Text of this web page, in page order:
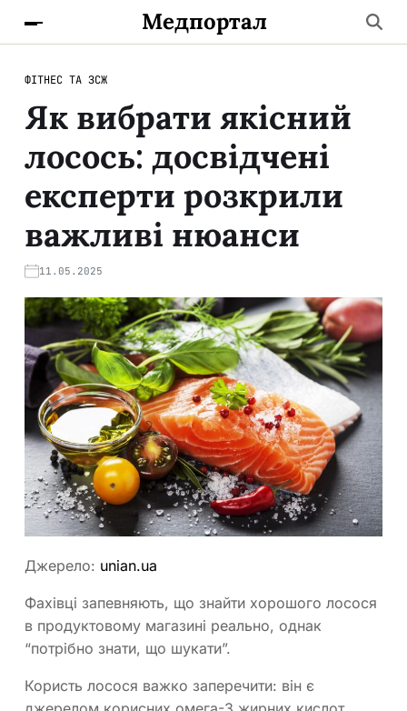
Медпортал
ФІТНЕС ТА ЗСЖ
Як вибрати якісний
лосось: досвідчені
експерти розкрили
важливі нюанси
11.05.2025
Джерело: unian.ua
Фахівці запевняють, що знайти хорошого лосося
в продуктовому магазині реально, однак
“потрібно знати, що шукати”.
Користь лосося важко заперечити: він є